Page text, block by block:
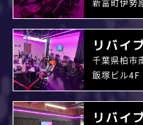
新富町伊勢
リバイ
千葉県柏市
飯塚ビル4F
リバイ